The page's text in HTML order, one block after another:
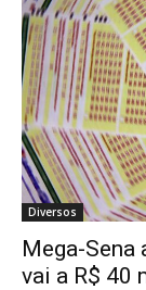
Diversos
Mega-Sena
vai a R$ 40